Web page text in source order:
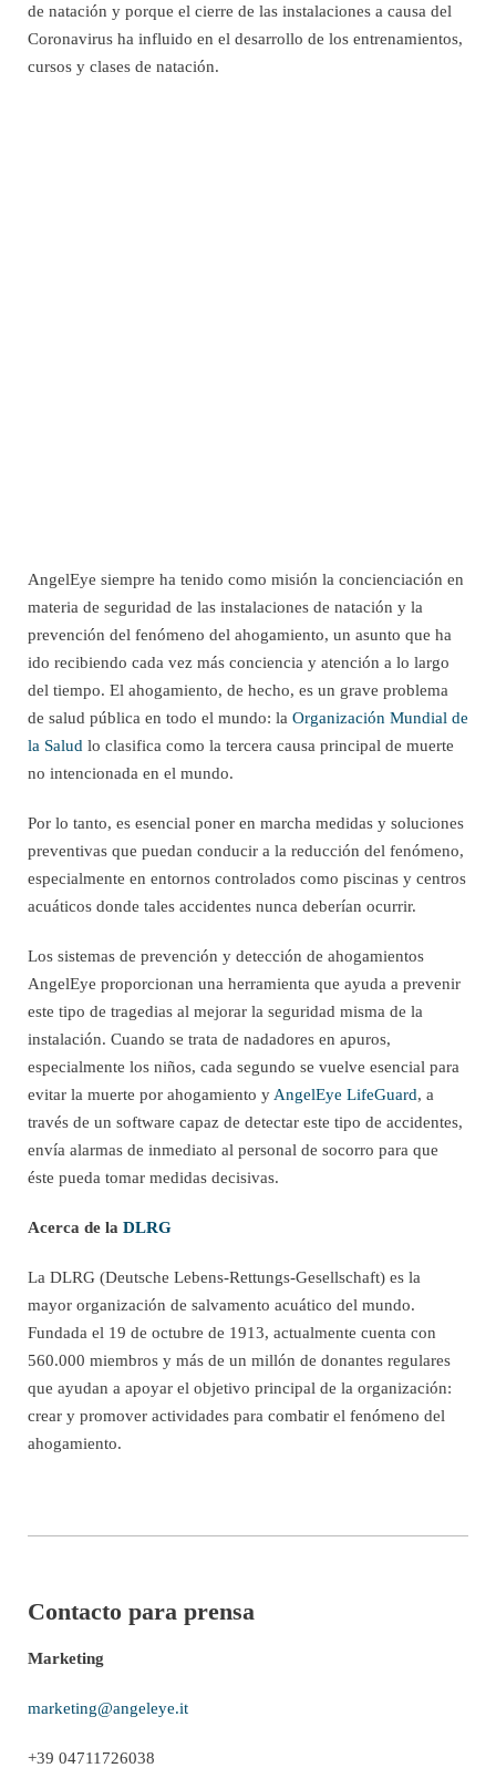
de natación y porque el cierre de las instalaciones a causa del
Coronavirus ha influido en el desarrollo de los entrenamientos,
cursos y clases de natación.
AngelEye siempre ha tenido como misión la concienciación en
materia de seguridad de las instalaciones de natación y la
prevención del fenómeno del ahogamiento, un asunto que ha
ido recibiendo cada vez más conciencia y atención a lo largo
del tiempo. El ahogamiento, de hecho, es un grave problema
de salud pública en todo el mundo: la Organización Mundial de
la Salud lo clasifica como la tercera causa principal de muerte
no intencionada en el mundo.
Por lo tanto, es esencial poner en marcha medidas y soluciones
preventivas que puedan conducir a la reducción del fenómeno,
especialmente en entornos controlados como piscinas y centros
acuáticos donde tales accidentes nunca deberían ocurrir.
Los sistemas de prevención y detección de ahogamientos
AngelEye proporcionan una herramienta que ayuda a prevenir
este tipo de tragedias al mejorar la seguridad misma de la
instalación. Cuando se trata de nadadores en apuros,
especialmente los niños, cada segundo se vuelve esencial para
evitar la muerte por ahogamiento y AngelEye LifeGuard, a
través de un software capaz de detectar este tipo de accidentes,
envía alarmas de inmediato al personal de socorro para que
éste pueda tomar medidas decisivas.
Acerca de la DLRG
La DLRG (Deutsche Lebens-Rettungs-Gesellschaft) es la
mayor organización de salvamento acuático del mundo.
Fundada el 19 de octubre de 1913, actualmente cuenta con
560.000 miembros y más de un millón de donantes regulares
que ayudan a apoyar el objetivo principal de la organización:
crear y promover actividades para combatir el fenómeno del
ahogamiento.
Contacto para prensa
Marketing
marketing@angeleye.it
+39 04711726038